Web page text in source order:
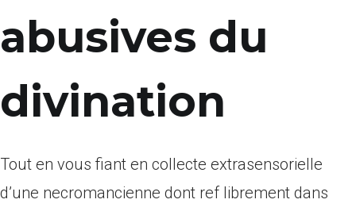
abusives du
divination
Tout en vous fiant en collecte extrasensorielle
d’une necromancienne dont ref librement dans